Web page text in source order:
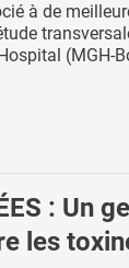
à de
(MGH-
: Un gel
les